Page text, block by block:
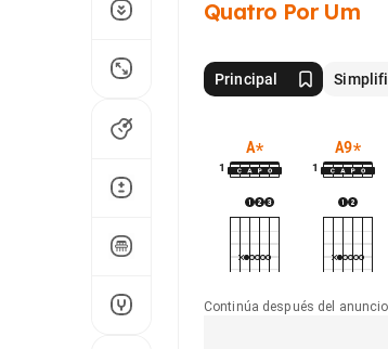
Quatro Por Um
Principal
A*
1
A9*
1
Continúa después del anuncio